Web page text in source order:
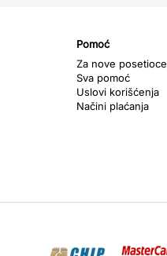
Pomoć
Za nove posetioce
Sva pomoć
Uslovi korišćenja
Načini plaćanja